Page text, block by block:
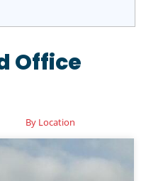
By Location